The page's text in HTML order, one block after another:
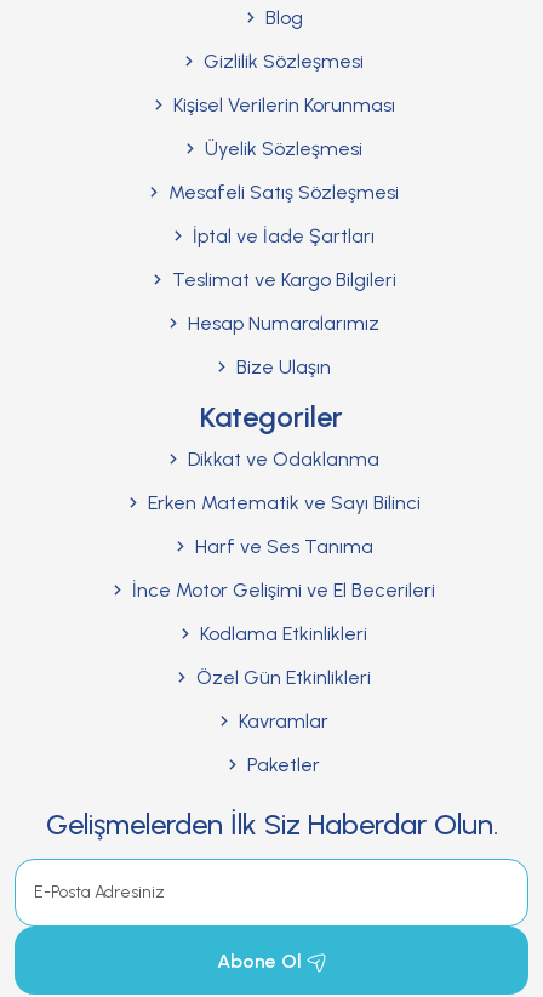
Blog
Gizlilik Sözleşmesi
Kişisel Verilerin Korunması
Üyelik Sözleşmesi
Mesafeli Satış Sözleşmesi
İptal ve İade Şartları
Teslimat ve Kargo Bilgileri
Hesap Numaralarımız
Bize Ulaşın
Kategoriler
Dikkat ve Odaklanma
Erken Matematik ve Sayı Bilinci
Harf ve Ses Tanıma
İnce Motor Gelişimi ve El Becerileri
Kodlama Etkinlikleri
Özel Gün Etkinlikleri
Kavramlar
Paketler
Gelişmelerden İlk Siz Haberdar Olun.
Abone Ol